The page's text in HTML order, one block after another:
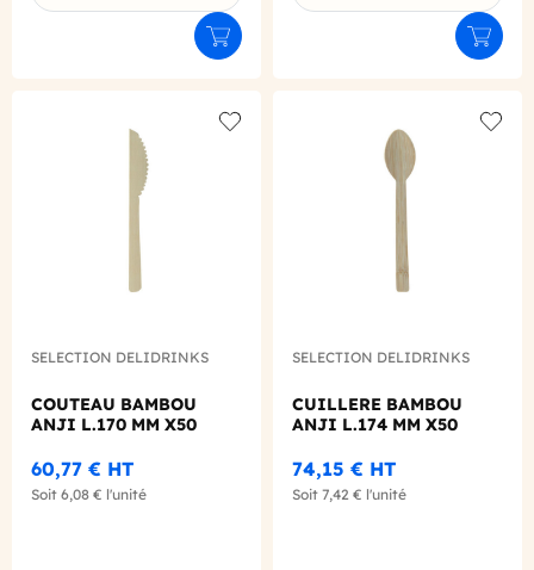
Ajouter au panier
SELECTION DELIDRINKS
COUTEAU BAMBOU
ANJI L.170 MM X50
60,77 € HT
Soit 6,08 € l'unité
SELECTION DELIDRINKS
CUILLERE BAMBOU
ANJI L.174 MM X50
74,15 € HT
Soit 7,42 € l'unité